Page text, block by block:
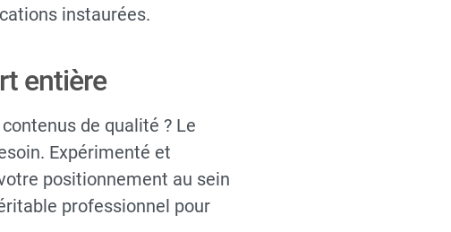
instaurées.
entière
de qualité ? Le
Expérimenté et
positionnement au sein
professionnel pour